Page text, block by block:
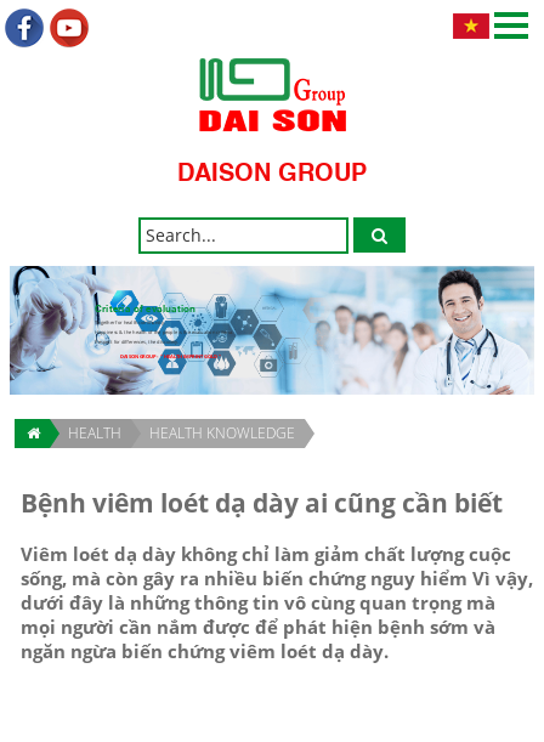
DAISON GROUP
Criteria of evaluation
Together for health community.
Happiness & the health of the people is the evaluation criteria.
Respect for differences, the discovery.
DAISON GROUP - " HEALTH IMPRINT GOLD "
HEALTH HEALTH KNOWLEDGE
Bệnh viêm loét dạ dày ai cũng cần biết
Viêm loét dạ dày không chỉ làm giảm chất lượng cuộc
sống, mà còn gây ra nhiều biến chứng nguy hiểm Vì vậy,
dưới đây là những thông tin vô cùng quan trọng mà
mọi người cần nắm được để phát hiện bệnh sớm và
ngăn ngừa biến chứng viêm loét dạ dày.